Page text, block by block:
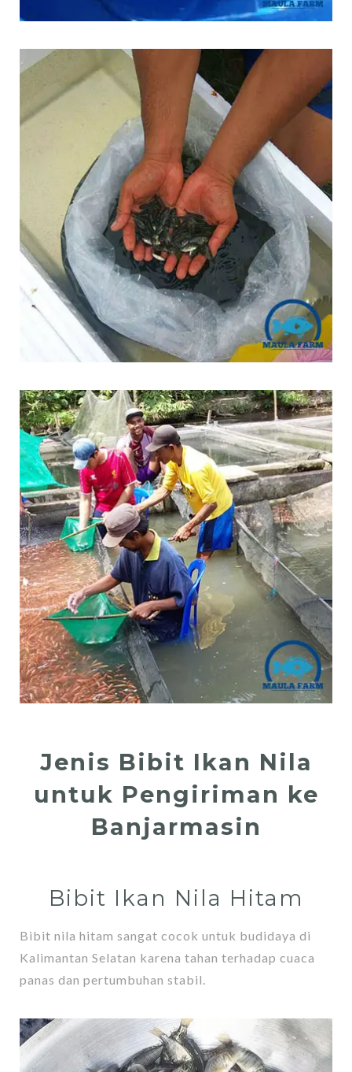
Jenis Bibit Ikan Nila
untuk Pengiriman ke
Banjarmasin
Bibit Ikan Nila Hitam
Bibit nila hitam sangat cocok untuk budidaya di
Kalimantan Selatan karena tahan terhadap cuaca
panas dan pertumbuhan stabil.